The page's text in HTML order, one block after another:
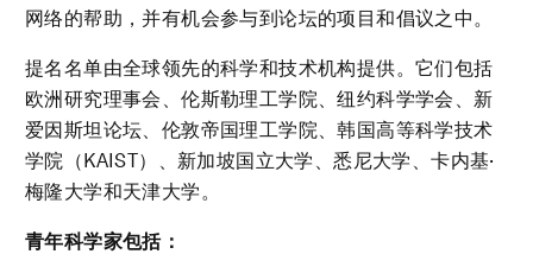
网络的帮助，并有机会参与到论坛的项目和倡议之中。
提名名单由全球领先的科学和技术机构提供。它们包括
欧洲研究理事会、伦斯勒理工学院、纽约科学学会、新
爱因斯坦论坛、伦敦帝国理工学院、韩国高等科学技术
学院（KAIST）、新加坡国立大学、悉尼大学、卡内基·
梅隆大学和天津大学。
青年科学家包括：